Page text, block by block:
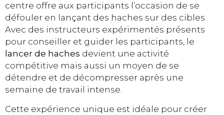
centre offre aux participants l’occasion de se
défouler en lançant des haches sur des cibles.
Avec des instructeurs expérimentés présents
pour conseiller et guider les participants, le
lancer de haches devient une activité
compétitive mais aussi un moyen de se
détendre et de décompresser après une
semaine de travail intense.
Cette expérience unique est idéale pour créer